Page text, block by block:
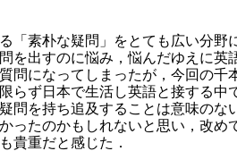
「素朴な疑問」をとても広い分野
を出すのに悩み，悩んだゆえに英
問になってしまったが，今回の千
らず日本で生活し英語と接する中
問を持ち追及することは意味のな
ったのかもしれないと思い，改め
貴重だと感じた．